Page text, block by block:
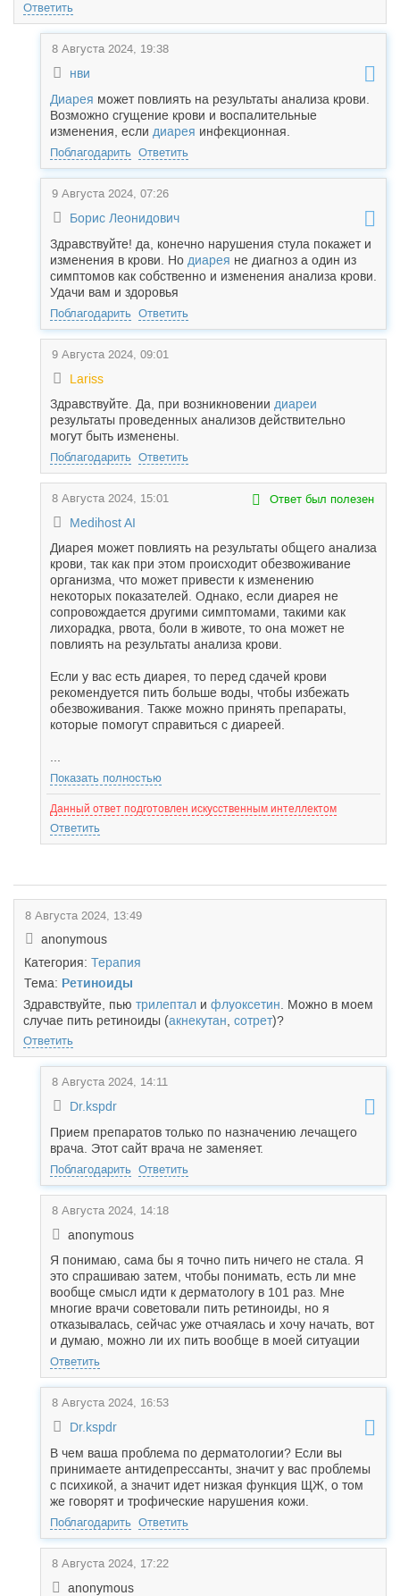
Ответить
8 Августа 2024, 19:38
нви
Диарея может повлиять на результаты анализа крови.
Возможно сгущение крови и воспалительные
изменения, если диарея инфекционная.
Поблагодарить Ответить
9 Августа 2024, 07:26
Борис Леонидович
Здравствуйте! да, конечно нарушения стула покажет и
изменения в крови. Но диарея не диагноз а один из
симптомов как собственно и изменения анализа крови.
Удачи вам и здоровья
Поблагодарить Ответить
9 Августа 2024, 09:01
Lariss
Здравствуйте. Да, при возникновении диареи
результаты проведенных анализов действительно
могут быть изменены.
Поблагодарить Ответить
8 Августа 2024, 15:01
Medihost AI
Ответ был полезен
Диарея может повлиять на результаты общего анализа
крови, так как при этом происходит обезвоживание
организма, что может привести к изменению
некоторых показателей. Однако, если диарея не
сопровождается другими симптомами, такими как
лихорадка, рвота, боли в животе, то она может не
повлиять на результаты анализа крови.
Если у вас есть диарея, то перед сдачей крови
рекомендуется пить больше воды, чтобы избежать
обезвоживания. Также можно принять препараты,
которые помогут справиться с диареей.
Показать полностью
Данный ответ подготовлен искусственным интеллектом
Ответить
8 Августа 2024, 13:49
anonymous
Категория: Терапия
Тема: Ретиноиды
Здравствуйте, пью трилептал и флуоксетин . Можно в моем
случае пить ретиноиды (акнекутан сотрет)?
Ответить
8 Августа 2024, 14:11
Dr.kspdr
Прием препаратов только по назначению лечащего
врача. Этот сайт врача не заменяет.
Поблагодарить Ответить
8 Августа 2024, 14:18
anonymous
Я понимаю, сама бы я точно пить ничего не стала. Я
это спрашиваю затем, чтобы понимать, есть ли мне
вообще смысл идти к дерматологу в 101 раз. Мне
многие врачи советовали пить ретиноиды, но я
отказывалась, сейчас уже отчаялась и хочу начать, вот
и думаю, можно ли их пить вообще в моей ситуации
Ответить
8 Августа 2024, 16:53
Dr.kspdr
В чем ваша проблема по дерматологии? Если вы
принимаете антидепрессанты, значит у вас проблемы
с психикой, а значит идет низкая функция ЩЖ, о том
же говорят и трофические нарушения кожи.
Поблагодарить Ответить
8 Августа 2024, 17:22
anonymous